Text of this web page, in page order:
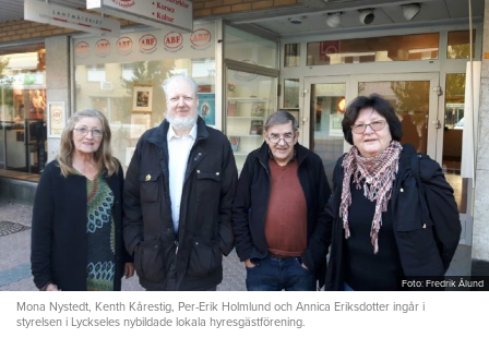
Foto: Fredrik Ålund
Mona Nystedt, Kenth Kårestig, Per-Erik Holmlund och Annica Eriksdotter ingår i
styrelsen i Lyckseles nybildade lokala hyresgästförening.